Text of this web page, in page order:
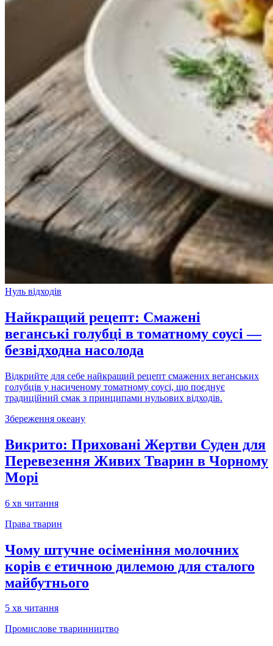
Нуль відходів
Найкращий рецепт: Смажені
веганські голубці в томатному соусі —
безвідходна насолода
Відкрийте для себе найкращий рецепт смажених веганських
голубців у насиченому томатному соусі, що поєднує
традиційний смак з принципами нульових відходів.
Збереження океану
Викрито: Приховані Жертви Суден для
Перевезення Живих Тварин в Чорному
Морі
6 хв читання
Права тварин
Чому штучне осіменіння молочних
корів є етичною дилемою для сталого
майбутнього
5 хв читання
Промислове тваринництво